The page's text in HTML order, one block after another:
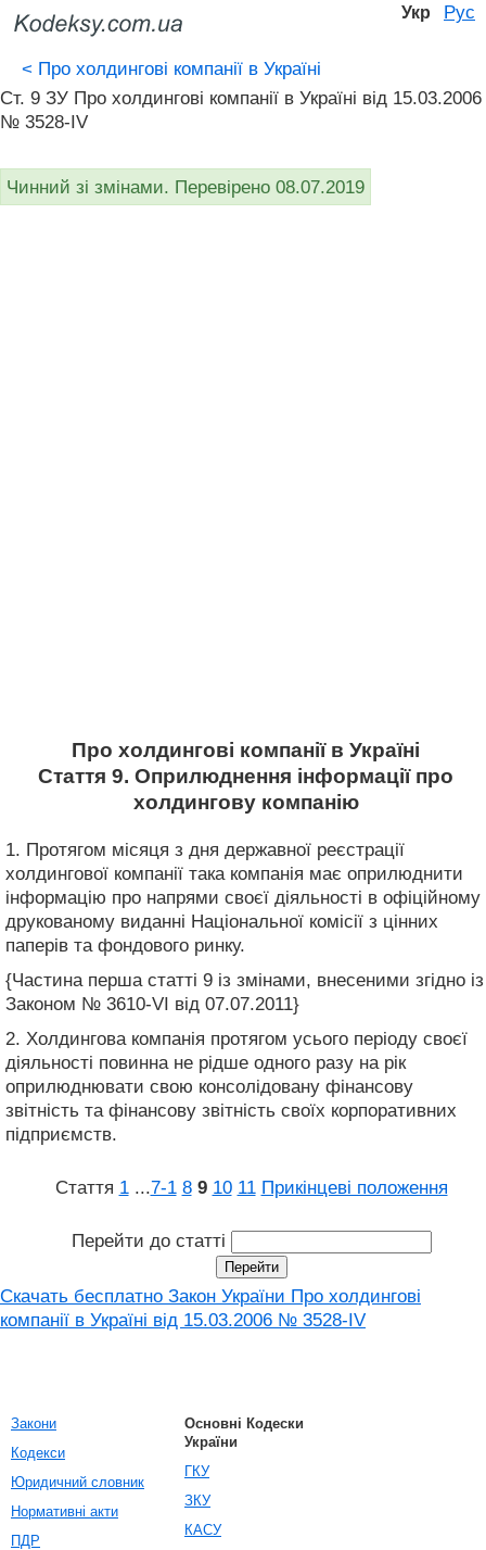
Укр Рус
< Про холдингові компанії в Україні
Ст. 9 ЗУ Про холдингові компанії в Україні вiд 15.03.2006
№ 3528-IV
Чинний зі змінами. Перевірено 08.07.2019
Про холдингові компанії в Україні
Стаття 9. Оприлюднення інформації про
холдингову компанію
1. Протягом місяця з дня державної реєстрації
холдингової компанії така компанія має оприлюднити
інформацію про напрями своєї діяльності в офіційному
друкованому виданні Національної комісії з цінних
паперів та фондового ринку.
{Частина перша статті 9 із змінами, внесеними згідно із
Законом № 3610-VI від 07.07.2011}
2. Холдингова компанія протягом усього періоду своєї
діяльності повинна не рідше одного разу на рік
оприлюднювати свою консолідовану фінансову
звітність та фінансову звітність своїх корпоративних
підприємств.
Стаття 1 ...7‑1 8 9 10 11 Прикінцеві положення
Перейти до статті
Скачать бесплатно Закон України Про холдингові
компанії в Україні вiд 15.03.2006 № 3528-IV
Закони
Кодекси
Юридичний словник
Нормативні акти
ПДР
Основні Кодески
України
ГКУ
ЗКУ
КАСУ